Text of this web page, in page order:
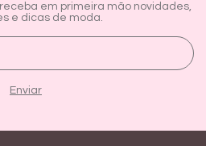
em primeira mão novidades,
e dicas de moda.